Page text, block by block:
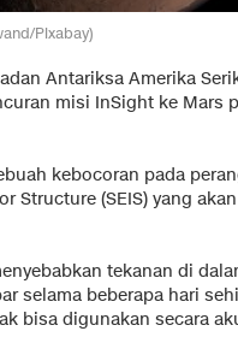
Pixabay)
Antariksa Amerika
misi InSight ke Mars
kebocoran pada
Structure (SEIS) yang
tekanan di
selama beberapa hari
bisa digunakan secara